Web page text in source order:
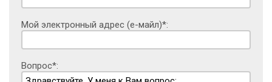
Мой электронный адрес (е-майл)*:
Вопрос*: